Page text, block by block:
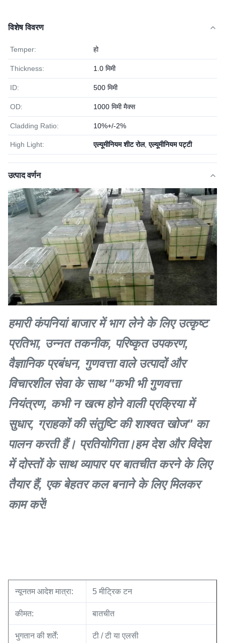
विशेष विवरण
Temper: हो
Thickness: 1.0 मिमी
ID: 500 मिमी
OD: 1000 मिमी मैक्स
Cladding Ratio: 10%+/-2%
High Light: एल्यूमीनियम शीट रोल,एल्यूमीनियम पट्टी
उत्पाद वर्णन
हमारी कंपनियां बाजार में भाग लेने के लिए उत्कृष्ट
प्रतिभा, उन्नत तकनीक, परिष्कृत उपकरण,
वैज्ञानिक प्रबंधन, गुणवत्ता वाले उत्पादों और
विचारशील सेवा के साथ "कभी भी गुणवत्ता
नियंत्रण, कभी न खत्म होने वाली प्रक्रिया में
सुधार, ग्राहकों की संतुष्टि की शाश्वत खोज" का
पालन करती हैं। प्रतियोगिता।हम देश और विदेश
में दोस्तों के साथ व्यापार पर बातचीत करने के लिए
तैयार हैं, एक बेहतर कल बनाने के लिए मिलकर
काम करें!
न्यूनतम आदेश मात्रा: 5 मीट्रिक टन
कीमत: बातचीत
भुगतान की शर्तें: टी / टी या एलसी